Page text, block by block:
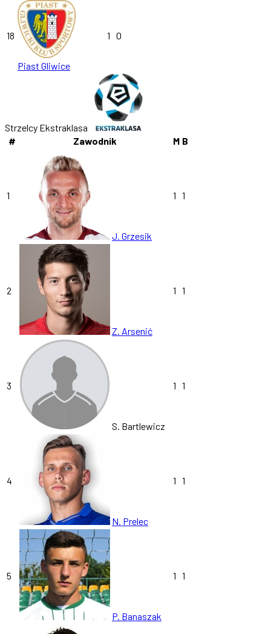
18
Piast Gliwice
1 0
Strzelcy Ekstraklasa
#
Zawodnik M B
1
J. Grzesik
1 1
2
Z. Arsenić
1 1
3
S. Bartlewicz
1 1
4
N. Prelec
1 1
5
P. Banaszak
1 1